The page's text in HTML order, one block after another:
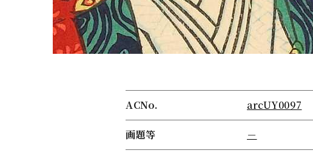
ACNo. arcUY0097
画題等 －